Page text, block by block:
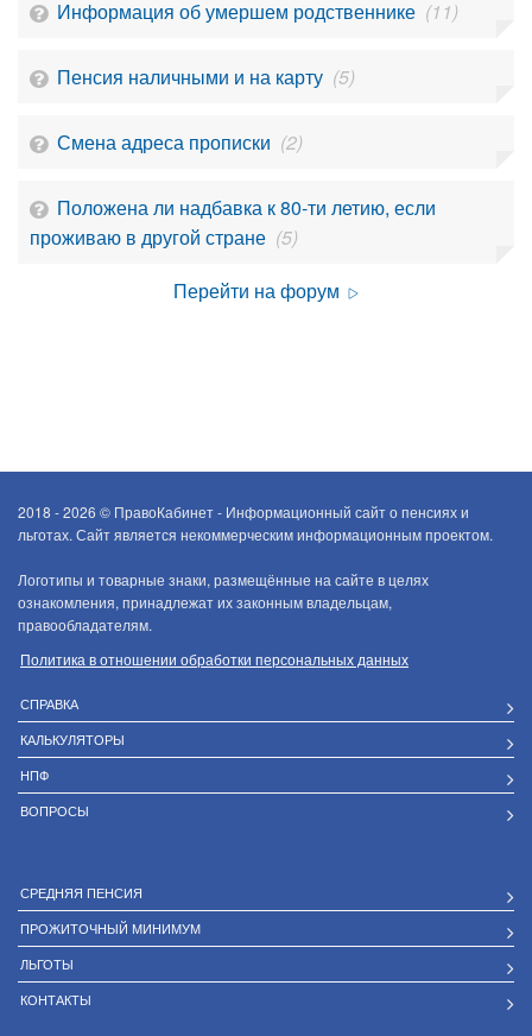
Информация об умершем родственнике (11)
Пенсия наличными и на карту (5)
Смена адреса прописки (2)
Положена ли надбавка к 80-ти летию, если
проживаю в другой стране (5)
Перейти на форум
2018 - 2026 © ПравоКабинет - Информационный сайт о пенсиях и
льготах. Сайт является некоммерческим информационным проектом.
Логотипы и товарные знаки, размещённые на сайте в целях
ознакомления, принадлежат их законным владельцам,
правообладателям.
Политика в отношении обработки персональных данных
СПРАВКА
КАЛЬКУЛЯТОРЫ
НПФ
ВОПРОСЫ
СРЕДНЯЯ ПЕНСИЯ
ПРОЖИТОЧНЫЙ МИНИМУМ
ЛЬГОТЫ
КОНТАКТЫ